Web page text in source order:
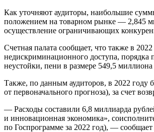
Как уточняют аудиторы, наибольшие
положением на товарном рынке — 2,845
осуществление ограничивающих
Счетная палата сообщает, что также в
недискриминационного доступа, порядка
неустойки, пени в размере 549,5
Также, по данным аудиторов, в 2022 году
от первоначального прогноза), за счет
— Расходы составили 6,8 миллиарда
и инновационная экономика»,
по Госпрограмме за 2022 год), — сообщает